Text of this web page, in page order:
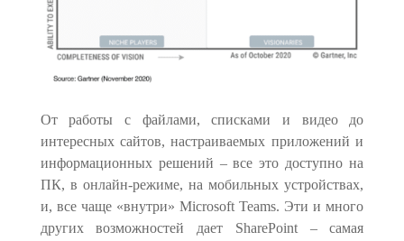
От работы с файлами, списками и видео до
интересных сайтов, настраиваемых приложений и
информационных решений – все это доступно на
ПК, в онлайн-режиме, на мобильных устройствах,
и, все чаще «внутри» Microsoft Teams. Эти и много
других возможностей дает SharePoint – самая